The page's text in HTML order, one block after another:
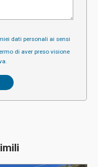
dati personali ai sensi
di aver preso visione